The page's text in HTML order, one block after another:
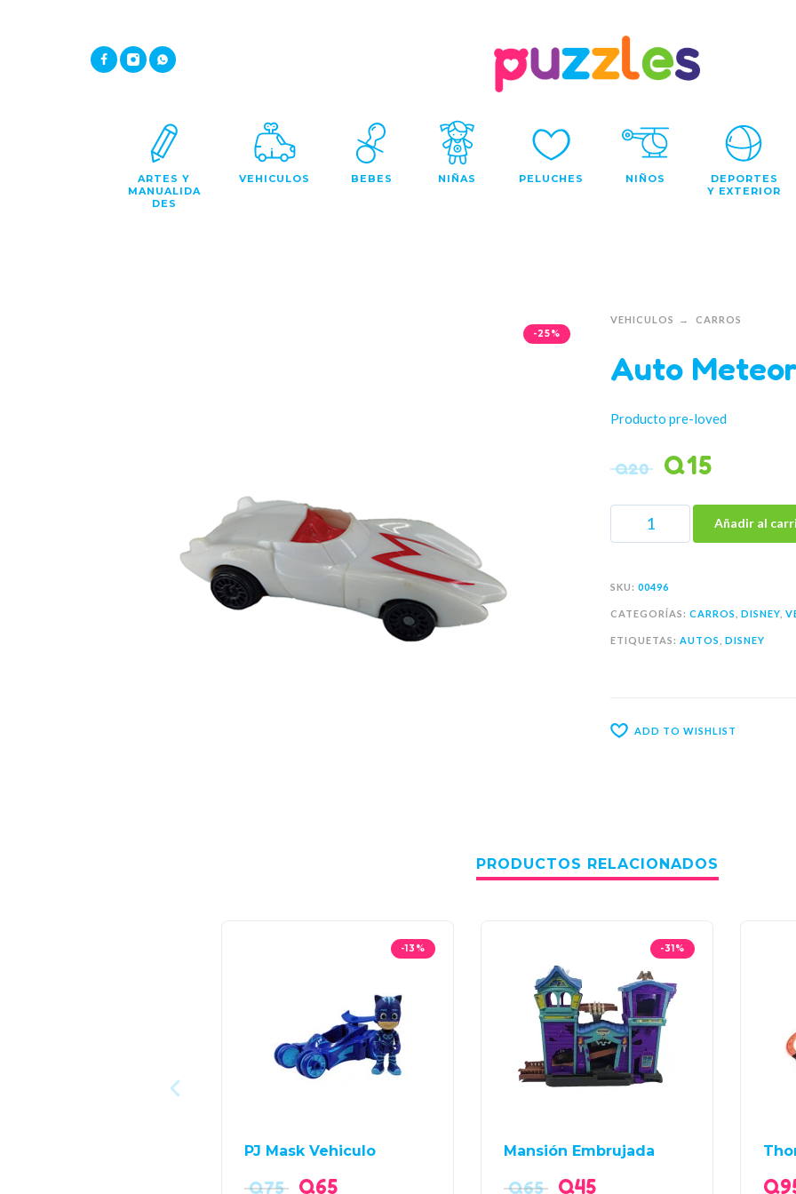
ARTES Y
MANUALIDA
DES
VEHICULOS BEBES NIÑAS PELUCHES NIÑOS
DEPORTES
Y EXTERIOR
-25%
VEHICULOS CARROS
Auto
Producto pre-loved
Q20 Q15
Añadir al
SKU: 00496
CATEGORÍAS: CARROS DISNEY
ETIQUETAS: AUTOS DISNEY
ADD TO WISHLIST
PRODUCTOS RELACIONADOS
-13%
PJ Mask Vehiculo
Q75 Q65
-31%
Mansión Embrujada
Q65 Q45 Q